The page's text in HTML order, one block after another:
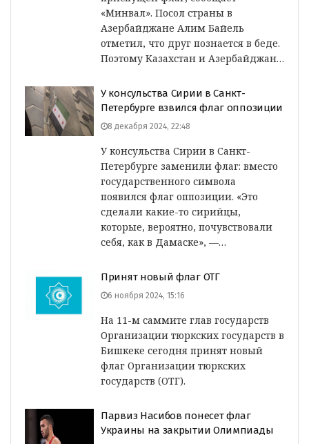
«Минвал». Посол страны в
Азербайджане Алим Байель
отметил, что друг познается в беде.
Поэтому Казахстан и Азербайджан…
У консульства Сирии в Санкт-
Петербурге взвился флаг оппозиции
8 декабря 2024, 22:48
У консульства Сирии в Санкт-
Петербурге заменили флаг: вместо
государственного символа
появился флаг оппозиции. «Это
сделали какие-то сирийцы,
которые, вероятно, почувствовали
себя, как в Дамаске», —…
Принят новый флаг ОТГ
6 ноября 2024, 15:16
На 11-м саммите глав государств
Организации тюркских государств в
Бишкеке сегодня принят новый
флаг Организации тюркских
государств (ОТГ).
Парвиз Насибов понесет флаг
Украины на закрытии Олимпиады